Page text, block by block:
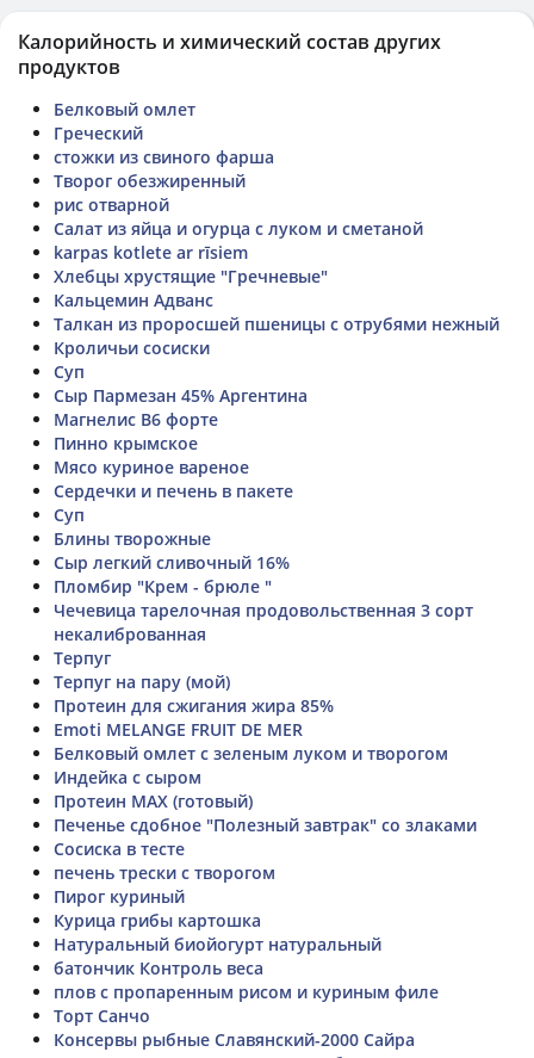
Калорийность и химический состав других
продуктов
Белковый омлет
Греческий
стожки из свиного фарша
Творог обезжиренный
рис отварной
Салат из яйца и огурца с луком и сметаной
karpas kotlete ar rīsiem
Хлебцы хрустящие "Гречневые"
Кальцемин Адванс
Талкан из проросшей пшеницы с отрубями нежный
Кроличьи сосиски
Суп
Сыр Пармезан 45% Аргентина
Магнелис B6 форте
Пинно крымское
Мясо куриное вареное
Сердечки и печень в пакете
Суп
Блины творожные
Сыр легкий сливочный 16%
Пломбир "Крем - брюле "
Чечевица тарелочная продовольственная 3 сорт
некалиброванная
Терпуг
Терпуг на пару (мой)
Протеин для сжигания жира 85%
Emoti MELANGE FRUIT DE MER
Белковый омлет с зеленым луком и творогом
Индейка с сыром
Протеин MAX (готовый)
Печенье сдобное "Полезный завтрак" со злаками
Сосиска в тесте
печень трески с творогом
Пирог куриный
Курица грибы картошка
Натуральный биойогурт натуральный
батончик Контроль веса
плов с пропаренным рисом и куриным филе
Торт Санчо
Консервы рыбные Славянский-2000 Сайра